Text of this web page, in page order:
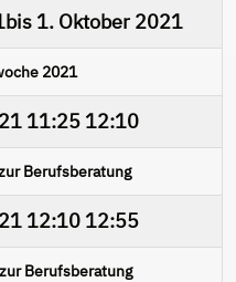
bis 1. Oktober 2021
2021
11:25 12:10
Berufsberatung
12:10 12:55
Berufsberatung